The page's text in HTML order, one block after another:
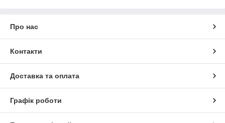
Про нас
Контакти
Доставка та оплата
Графік роботи